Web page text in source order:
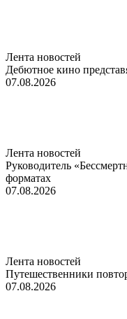
Лента новостей
Дебютное кино
07.08.2026
Лента новостей
Руководитель
форматах
07.08.2026
Лента новостей
Путешественники
07.08.2026